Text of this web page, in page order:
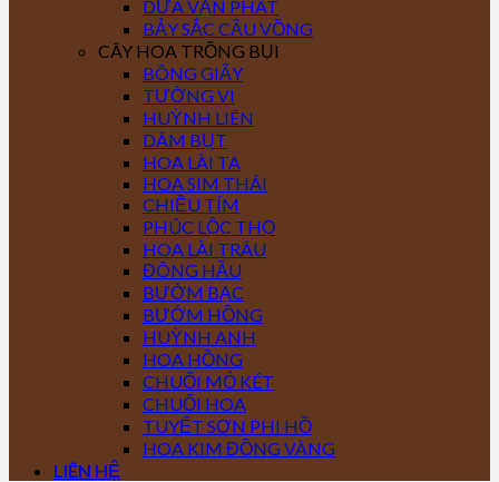
DỨA VẠN PHÁT
BẢY SẮC CẦU VỒNG
CÂY HOA TRỒNG BỤI
BÔNG GIẤY
TƯỜNG VI
HUỲNH LIÊN
DÂM BỤT
HOA LÀI TA
HOA SIM THÁI
CHIỀU TÍM
PHÚC LỘC THỌ
HOA LÀI TRÂU
ĐÔNG HẦU
BƯỚM BẠC
BƯỚM HỒNG
HUỲNH ANH
HOA HỒNG
CHUỐI MỎ KÉT
CHUỐI HOA
TUYẾT SƠN PHI HỒ
HOA KIM ĐỒNG VÀNG
LIÊN HỆ